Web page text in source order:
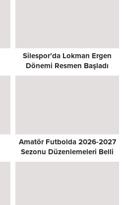
Silespor’da Lokman Ergen
Dönemi Resmen Başladı
Amatör Futbolda 2026-2027
Sezonu Düzenlemeleri Belli
Oldu